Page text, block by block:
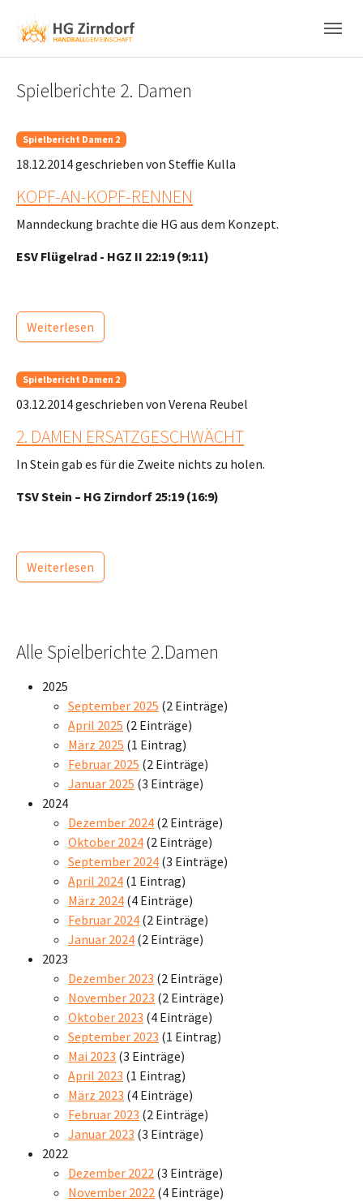
Spielberichte 2. Damen
Spielbericht Damen 2
18.12.2014geschrieben von Steffie Kulla
KOPF-AN-KOPF-RENNEN
Manndeckung brachte die HG aus dem Konzept.
ESV Flügelrad - HGZ II 22:19 (9:11)
Weiterlesen
Spielbericht Damen 2
03.12.2014geschrieben von Verena Reubel
2. DAMEN ERSATZGESCHWÄCHT
In Stein gab es für die Zweite nichts zu holen.
TSV Stein – HG Zirndorf 25:19 (16:9)
Weiterlesen
Alle Spielberichte 2.Damen
2025
September 2025 (2 Einträge)
April 2025 (2 Einträge)
März 2025 (1 Eintrag)
Februar 2025 (2 Einträge)
Januar 2025 (3 Einträge)
2024
Dezember 2024 (2 Einträge)
Oktober 2024 (2 Einträge)
September 2024 (3 Einträge)
April 2024 (1 Eintrag)
März 2024 (4 Einträge)
Februar 2024 (2 Einträge)
Januar 2024 (2 Einträge)
2023
Dezember 2023 (2 Einträge)
November 2023 (2 Einträge)
Oktober 2023 (4 Einträge)
September 2023 (1 Eintrag)
Mai 2023 (3 Einträge)
April 2023 (1 Eintrag)
März 2023 (4 Einträge)
Februar 2023 (2 Einträge)
Januar 2023 (3 Einträge)
2022
Dezember 2022 (3 Einträge)
November 2022 (4 Einträge)